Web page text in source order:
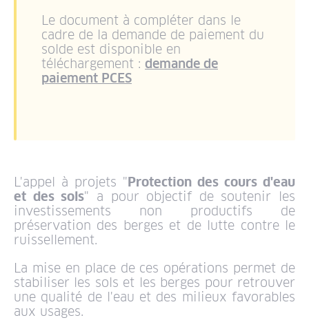
Le document à compléter dans le
cadre de la demande de paiement du
solde est disponible en
téléchargement : demande de
paiement PCES
L'appel à projets "Protection des cours d'eau
et des sols" a pour objectif de soutenir les
investissements non productifs de
préservation des berges et de lutte contre le
ruissellement.
La mise en place de ces opérations permet de
stabiliser les sols et les berges pour retrouver
une qualité de l'eau et des milieux favorables
aux usages.